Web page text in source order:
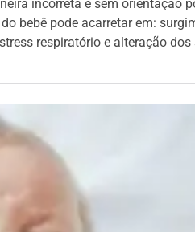
incorreta e sem orientação
do bebê pode acarretar em:
respiratório e alteração